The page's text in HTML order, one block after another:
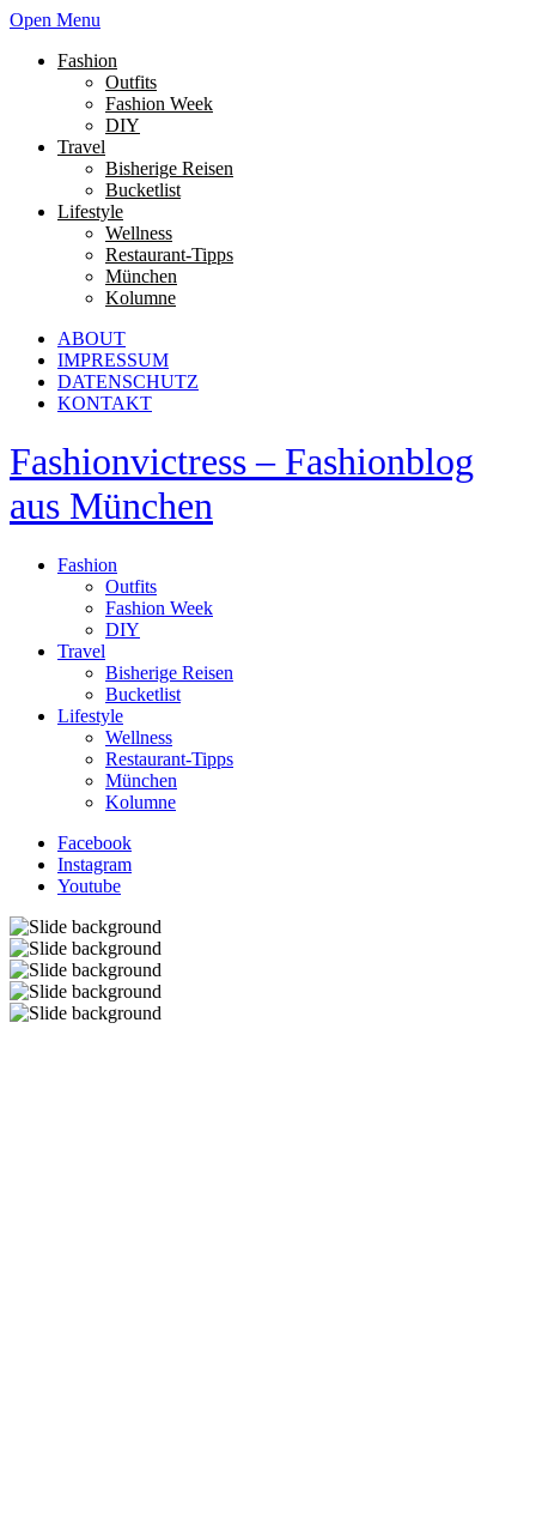
Open Menu
Fashion
Outfits
Fashion Week
DIY
Travel
Bisherige Reisen
Bucketlist
Lifestyle
Wellness
Restaurant-Tipps
München
Kolumne
ABOUT
IMPRESSUM
DATENSCHUTZ
KONTAKT
Fashionvictress – Fashionblog
aus München
Fashion
Outfits
Fashion Week
DIY
Travel
Bisherige Reisen
Bucketlist
Lifestyle
Wellness
Restaurant-Tipps
München
Kolumne
Facebook
Instagram
Youtube